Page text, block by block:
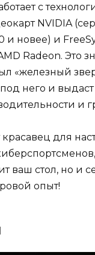
с
NVIDIA
и новее) и
Radeon. Это
«железный
него и
и
красавец для
ваш стол, но и
опыт!